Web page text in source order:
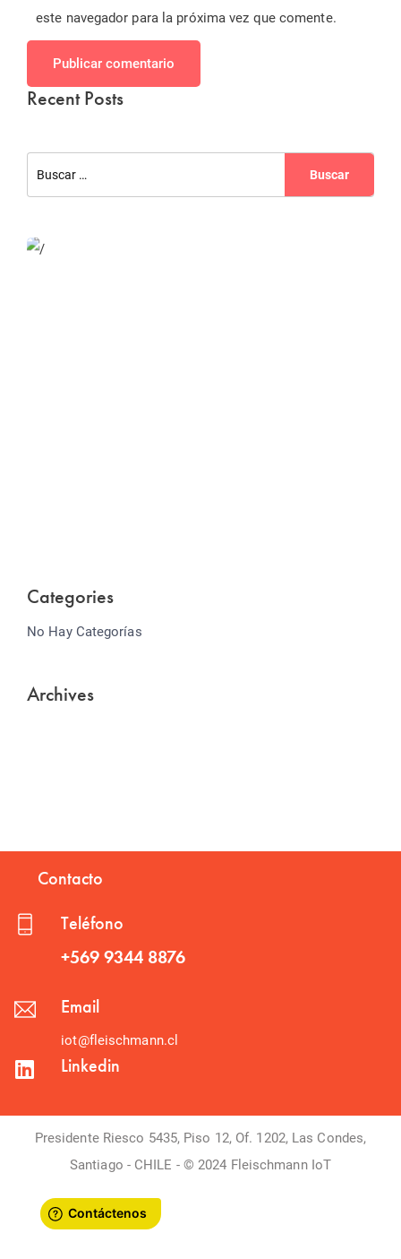
este navegador para la próxima vez que comente.
Publicar comentario
Recent Posts
Categories
No Hay Categorías
Archives
Contacto
Teléfono
+569 9344 8876
Email
iot@fleischmann.cl
Linkedin
Presidente Riesco 5435, Piso 12, Of. 1202, Las Condes,
Santiago - CHILE - © 2024 Fleischmann IoT